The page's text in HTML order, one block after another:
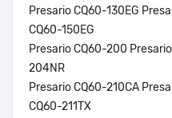
Presario CQ60-130EG
CQ60-150EG
Presario CQ60-200
204NR
Presario CQ60-210CA
CQ60-211TX